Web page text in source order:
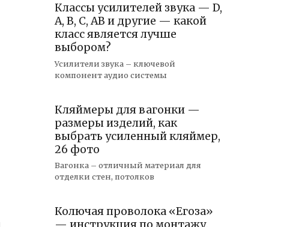
Классы усилителей звука — D,
A, B, C, AB и другие — какой
класс является лучше
выбором?
Усилители звука – ключевой
компонент аудио системы
Кляймеры для вагонки —
размеры изделий, как
выбрать усиленный кляймер,
26 фото
Вагонка – отличный материал для
отделки стен, потолков
Колючая проволока «Егоза»